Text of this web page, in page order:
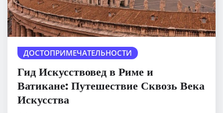
ДОСТОПРИМЕЧАТЕЛЬНОСТИ
Гид Искусствовед в Риме и
Ватикане: Путешествие Сквозь Века
Искусства